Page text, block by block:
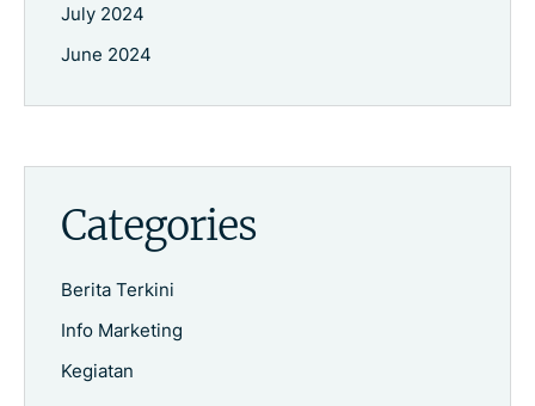
July 2024
June 2024
Categories
Berita Terkini
Info Marketing
Kegiatan